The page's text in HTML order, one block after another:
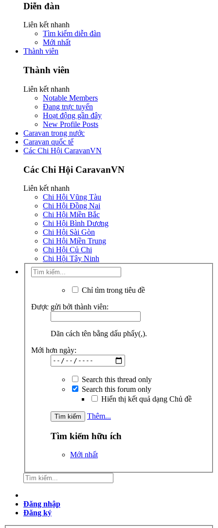
Diễn đàn
Liên kết nhanh
Tìm kiếm diễn đàn
Mới nhất
Thành viên
Thành viên
Liên kết nhanh
Notable Members
Đang trực tuyến
Hoạt động gần đây
New Profile Posts
Caravan trong nước
Caravan quốc tế
Các Chi Hội CaravanVN
Các Chi Hội CaravanVN
Liên kết nhanh
Chi Hội Vũng Tàu
Chi Hội Đồng Nai
Chi Hội Miền Bắc
Chi Hội Bình Dương
Chi Hội Sài Gòn
Chi Hội Miền Trung
Chi Hội Củ Chi
Chi Hội Tây Ninh
Chỉ tìm trong tiêu đề
Được gửi bởi thành viên:
Dãn cách tên bằng dấu phẩy(,).
Mới hơn ngày:
Search this thread only
Search this forum only
Hiển thị kết quả dạng Chủ đề
Thêm...
Tìm kiếm hữu ích
Mới nhất
Đăng nhập
Đăng ký